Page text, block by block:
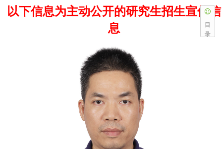
以下信息为主动公开的研究生招生宣传信
息
目
录